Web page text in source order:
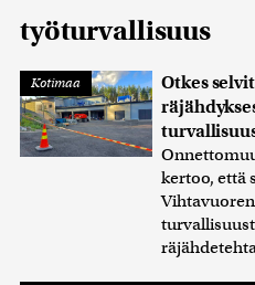
työturvallisuus
Kotimaa
Otkes
kertoo, että